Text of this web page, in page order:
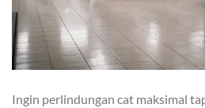
Ingin perlindungan cat maksimal